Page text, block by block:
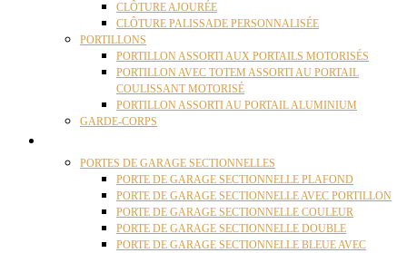
CLÔTURE AJOURÉE
CLÔTURE PALISSADE PERSONNALISÉE
PORTILLONS
PORTILLON ASSORTI AUX PORTAILS MOTORISÉS
PORTILLON AVEC TOTEM ASSORTI AU PORTAIL
COULISSANT MOTORISÉ
PORTILLON ASSORTI AU PORTAIL ALUMINIUM
GARDE-CORPS
PORTES DE GARAGE SECTIONNELLES
PORTE DE GARAGE SECTIONNELLE PLAFOND
PORTE DE GARAGE SECTIONNELLE AVEC PORTILLON
PORTE DE GARAGE SECTIONNELLE COULEUR
PORTE DE GARAGE SECTIONNELLE DOUBLE
PORTE DE GARAGE SECTIONNELLE BLEUE AVEC